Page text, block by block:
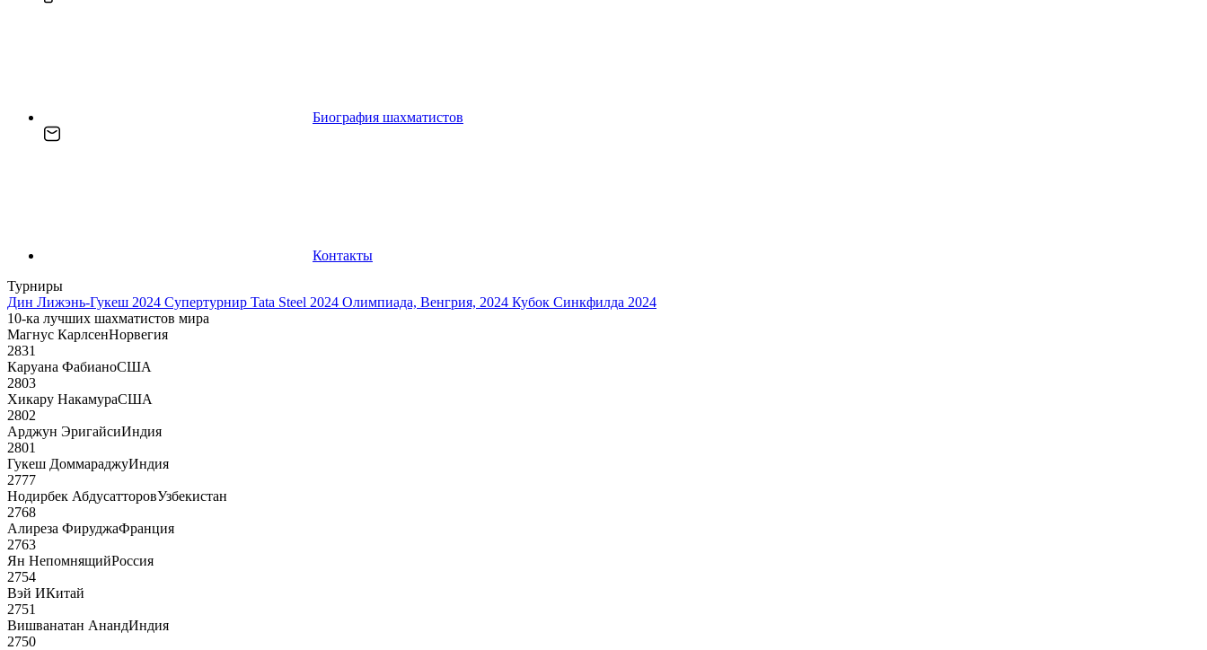
Биография шахматистов
Контакты
Турниры
Дин Лижэнь-Гукеш 2024 Супертурнир Tata Steel 2024 Олимпиада, Венгрия, 2024 Кубок Синкфилда 2024
10-ка лучших шахматистов мира
Магнус КарлсенНорвегия
2831
Каруана ФабианоСША
2803
Хикару НакамураСША
2802
Арджун ЭригайсиИндия
2801
Гукеш ДоммараджуИндия
2777
Нодирбек АбдусатторовУзбекистан
2768
Алиреза ФируджаФранция
2763
Ян НепомнящийРоссия
2754
Вэй ИКитай
2751
Вишванатан АнандИндия
2750